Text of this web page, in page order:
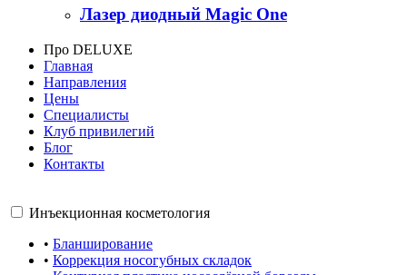
Лазер диодный Magic One
Про DELUXE
Главная
Направления
Цены
Специалисты
Клуб привилегий
Блог
Контакты
Инъекционная косметология
• Бланширование
• Коррекция носогубных складок